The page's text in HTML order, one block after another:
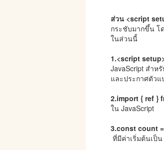
ส่วน <script
กระชับมากขึ้น โ
ในส่วนนี้
1.<script
JavaScript สำห
และประกาศตัวแ
2.import { ref }
ใน JavaScript
3.const count
ที่มีค่าเริ่มต้นเป็น